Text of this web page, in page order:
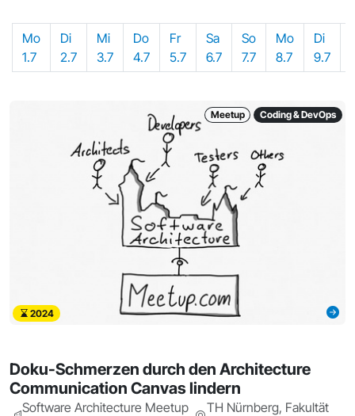
Mo
1.7
Di
2.7
Mi
3.7
Do
4.7
Fr
5.7
Sa
6.7
So
7.7
Mo
8.7
Di
9.7
Meetup Coding & DevOps
2024
Doku-Schmerzen durch den Architecture
Communication Canvas lindern
Software Architecture Meetup
TH Nürnberg, Fakultät